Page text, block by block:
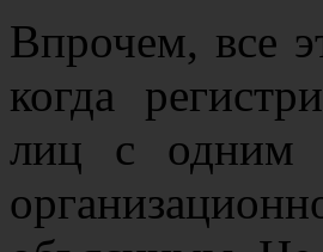
Впрочем, все
когда
лиц с одним